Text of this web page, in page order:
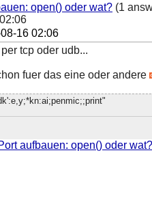
open() oder wat? (1
16 02:06
tcp oder udb...
fuer das eine oder andere
aufbauen: open() oder wat?